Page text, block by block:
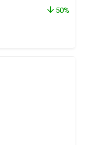
50%